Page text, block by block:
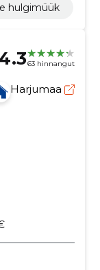
hulgimüük
63 hinnangut
Harjumaa